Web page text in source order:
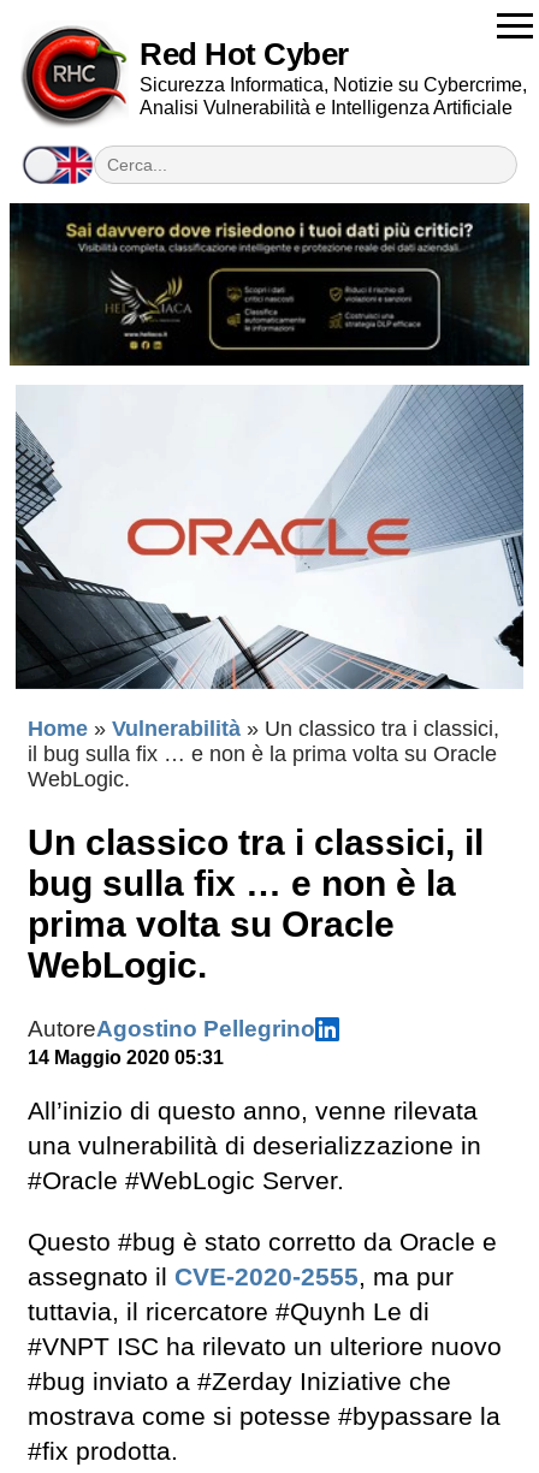
Red Hot Cyber
Sicurezza Informatica, Notizie su Cybercrime,
Analisi Vulnerabilità e Intelligenza Artificiale
Home » Vulnerabilità » Un classico tra i classici,
il bug sulla fix … e non è la prima volta su Oracle
WebLogic.
Un classico tra i classici, il
bug sulla fix … e non è la
prima volta su Oracle
WebLogic.
AutoreAgostino Pellegrino
14 Maggio 2020 05:31
All’inizio di questo anno, venne rilevata
una vulnerabilità di deserializzazione in
#Oracle #WebLogic Server.
Questo #bug è stato corretto da Oracle e
assegnato il CVE-2020-2555, ma pur
tuttavia, il ricercatore #Quynh Le di
#VNPT ISC ha rilevato un ulteriore nuovo
#bug inviato a #Zerday Iniziative che
mostrava come si potesse #bypassare la
#fix prodotta.